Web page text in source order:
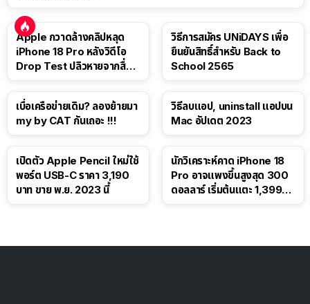
Apple กวาดล้างคลิปหลุด
iPhone 18 Pro หลังวิดีโอ
Drop Test ปลิวหายจากสื่อ
วิธีการสมัคร UNiDAYS เพื่อ
ยืนยันสิทธิ์สำหรับ Back to
School 2565
เบื่อเครือข่ายเดิม? ลองย้ายมา
my by CAT กันเถอะ !!!
วิธีลบแอป, uninstall แอปบน
Mac อัปเดต 2023
เปิดตัว Apple Pencil ใหม่ใช้
พอร์ต USB-C ราคา 3,190
บาท ขาย พ.ย. 2023 นี้
นักวิเคราะห์คาด iPhone 18
Pro อาจแพงขึ้นสูงสุด 300
ดอลลาร์ เริ่มต้นแตะ 1,399